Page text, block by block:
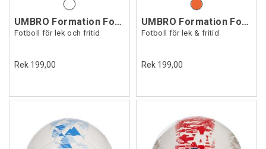
UMBRO Formation Football
Fotboll för lek och fritid
Rek 199,00
UMBRO Formation Football
Fotboll för lek & fritid
Rek 199,00